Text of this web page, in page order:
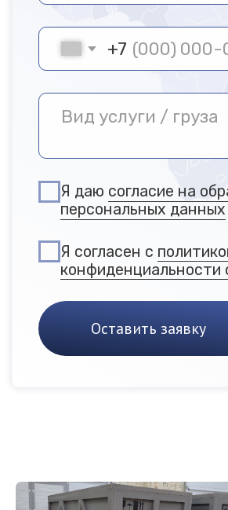
Ответы на ключевые
вопросы по работе
склада и условиям
Вопросы и ответы